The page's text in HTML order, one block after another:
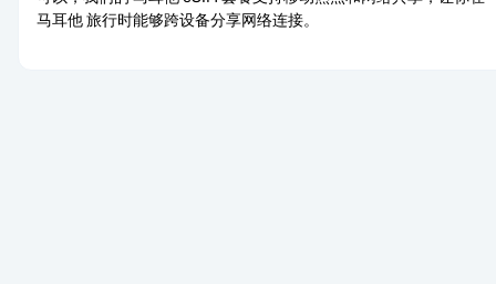
马耳他 旅行时能够跨设备分享网络连接。